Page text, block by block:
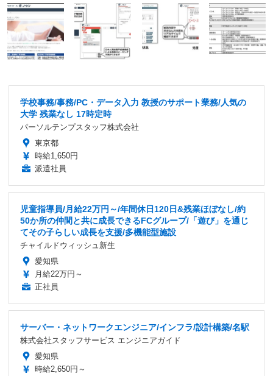
学校事務/事務/PC・データ入力 教授のサポート業務/人気の
大学 残業なし 17時定時
パーソルテンプスタッフ株式会社
東京都
時給1,650円
派遣社員
児童指導員/月給22万円～/年間休日120日&残業ほぼなし/約
50か所の仲間と共に成長できるFCグループ/「遊び」を通じ
てその子らしい成長を支援/多機能型施設
チャイルドウィッシュ新生
愛知県
月給22万円～
正社員
サーバー・ネットワークエンジニア/インフラ/設計構築/名駅
株式会社スタッフサービス エンジニアガイド
愛知県
時給2,650円～